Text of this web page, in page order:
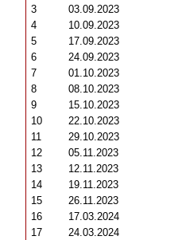
3
03.09.2023
4
10.09.2023
5
17.09.2023
6
24.09.2023
7
01.10.2023
8
08.10.2023
9
15.10.2023
10
22.10.2023
11
29.10.2023
12
05.11.2023
13
12.11.2023
14
19.11.2023
15
26.11.2023
16
17.03.2024
17
24.03.2024